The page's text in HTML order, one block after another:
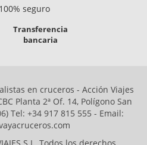
seguro
Transferencia
bancaria
en cruceros - Acción Viajes
Planta 2ª Of. 14, Polígono San
Tel: +34 917 815 555 - Email: